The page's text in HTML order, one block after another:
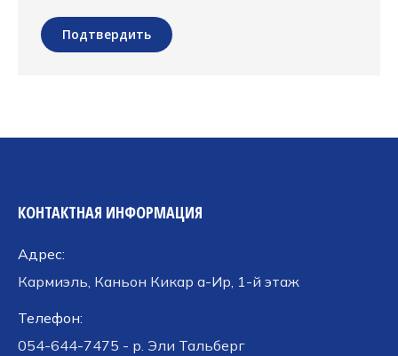
Подтвердить
КОНТАКТНАЯ ИНФОРМАЦИЯ
Адрес:
Кармиэль, Каньон Кикар а-Ир, 1-й этаж
Телефон:
054-644-7475 - р. Эли Тальберг